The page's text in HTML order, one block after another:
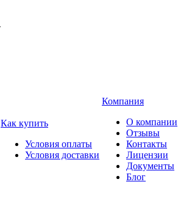
Как купить
Условия оплаты
Условия доставки
Компания
О компании
Отзывы
Контакты
Лицензии
Документы
Блог